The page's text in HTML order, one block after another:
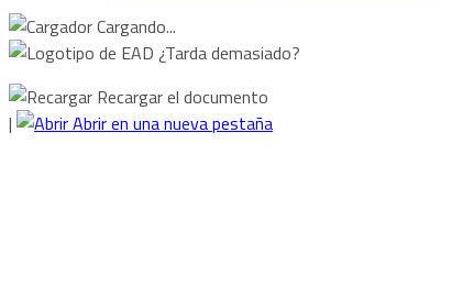
Cargando...
¿Tarda demasiado?
Recargar el documento
|
Abrir en una nueva pestaña